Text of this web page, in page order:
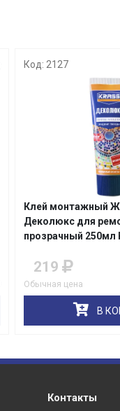
Код: 2127
Клей монтажный
Деколюкс для
прозрачный 250мл
219
Обычная цена
В
раз в 2
Контакты